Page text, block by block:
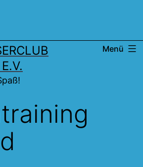
Menü